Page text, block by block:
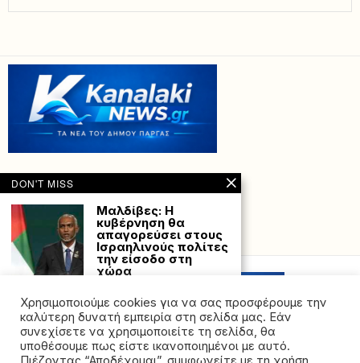
Powered with by Hostville”)
Χρησιμοποιούμε cookies για να σας προσφέρουμε την
καλύτερη δυνατή εμπειρία στη σελίδα μας. Εάν
συνεχίσετε να χρησιμοποιείτε τη σελίδα, θα
υποθέσουμε πως είστε ικανοποιημένοι με αυτό.
DON'T MISS
Μαλδίβες: Η
κυβέρνηση θα
απαγορεύσει στους
Ισραηλινούς πολίτες
την είσοδο στη
χώρα
Μαλδίβων θα
απαγορεύσει στους
Ισραηλινούς να
εισέλθουν